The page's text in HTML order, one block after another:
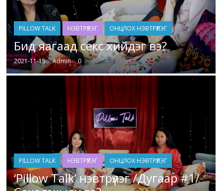
PILLOW TALK НЭВТРҮҮЛЭГ ОНЦЛОХ НЭВТРҮҮЛЭГ
Бид яагаад секс хийдэг вэ?
2021-11-15 Admin 0
PILLOW TALK НЭВТРҮҮЛЭГ ОНЦЛОХ НЭВТРҮҮЛЭГ
‘Pillow Talk’ нэвтрүүлэг /Дугаар #1/